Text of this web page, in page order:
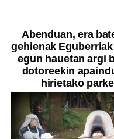
Abenduan, era
gehienak
egun hauetan argi
dotoreekin
hirietako